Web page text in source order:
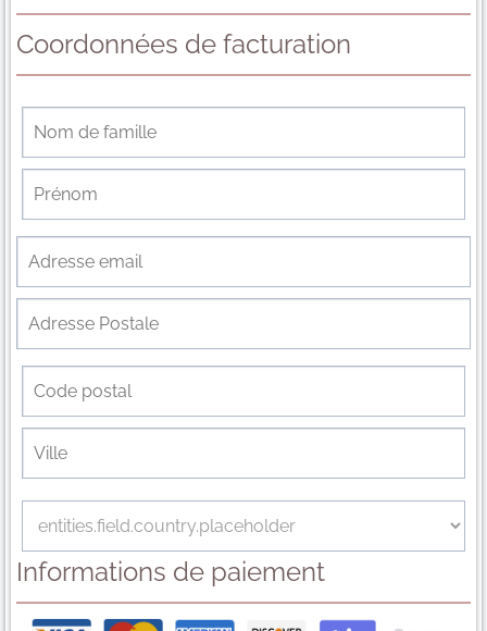
Coordonnées de facturation
Informations de paiement